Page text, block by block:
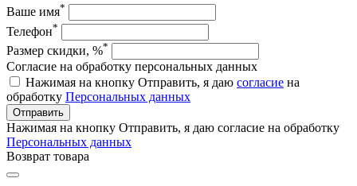
Ваше имя*
Телефон*
Размер скидки, %*
Согласие на обработку персональных данных
Нажимая на кнопку Отправить, я даю согласие на
обработку Персональных данных
Отправить
Нажимая на кнопку Отправить, я даю согласие на обработку
Персональных данных
Возврат товара